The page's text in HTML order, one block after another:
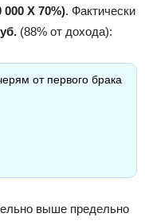
000 Х 70%). Фактически
(88% от дохода):
от первого брака
выше предельно